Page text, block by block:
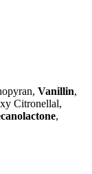
Vanillin,
Citronellal,
,